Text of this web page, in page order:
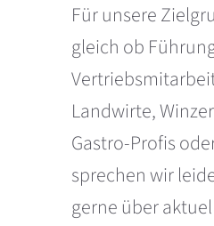
Für unsere
gleich ob
Landwirte,
Gastro-Profis
sprechen wir
gerne über